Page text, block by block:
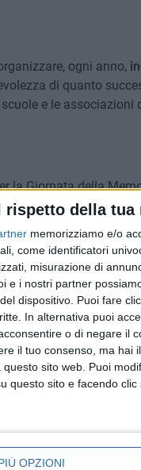
rispetto della tua
memorizziamo e/o
come identificatori
misurazione di
e i nostri partner
dispositivo. Puoi fare
In alternativa puoi
o di negare il
il tuo consenso, ma
sito web. Puoi
questo sito e facendo
OPZIONI
ogni anno,
di quanto
e le
la Giornata della
in programma.
memoria è un campo
, la consegnadi dieci
dal titolo " Luce della
del libro"Le
Katia Ricciospite al
Mai più. Fiamme e